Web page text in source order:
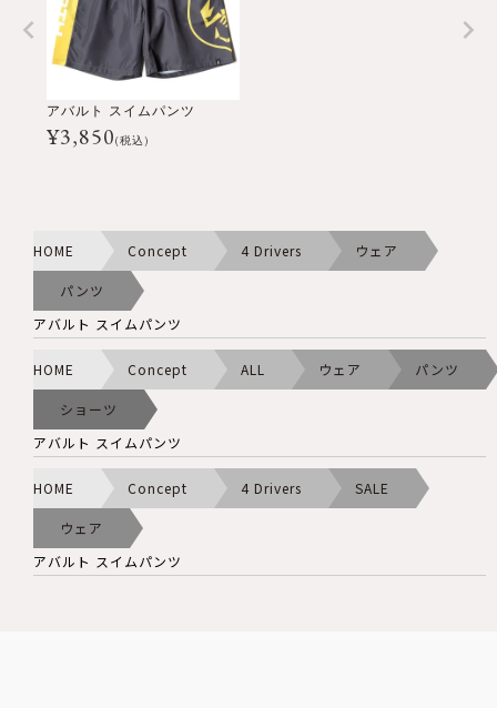
アバルト スイムパンツ
¥3,850(税込)
HOME Concept 4 Drivers ウェア
パンツ
アバルト スイムパンツ
HOME Concept ALL ウェア パンツ
ショーツ
アバルト スイムパンツ
HOME Concept 4 Drivers SALE
ウェア
アバルト スイムパンツ